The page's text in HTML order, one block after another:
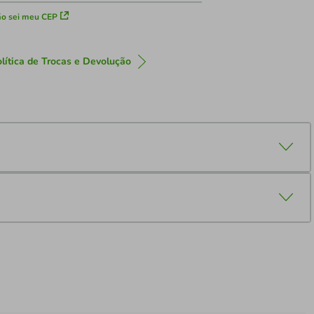
sei meu CEP
de Trocas e Devolução